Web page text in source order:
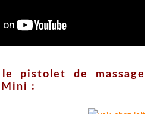
pistolet de massage
Mini :